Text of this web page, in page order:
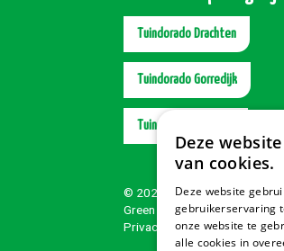
Tuindorado Drachten
Tuindorado Gorredijk
Tuindorado Wolvega
© 2026 Tuindorado
Green Solutions
Privacy policy
Deze
van cookies.
Deze website
gebruikerservaring
onze website te
alle cookies in